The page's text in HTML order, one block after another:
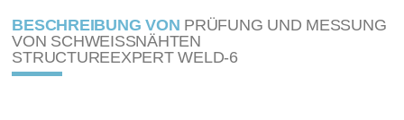
BESCHREIBUNG VON PRÜFUNG UND MESSUNG
VON SCHWEISSNÄHTEN
STRUCTUREEXPERT WELD-6